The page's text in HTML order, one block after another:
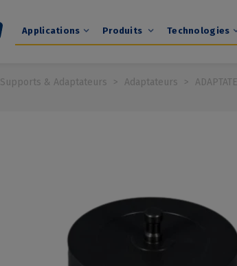
Applications Produits Technologies
Supports & Adaptateurs > Adaptateurs >